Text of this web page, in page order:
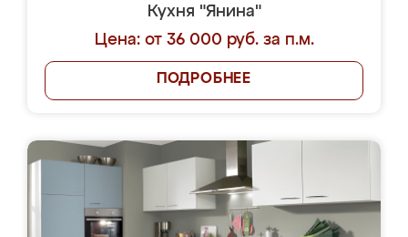
Кухня "Янина"
Цена: от 36 000 руб. за п.м.
ПОДРОБНЕЕ